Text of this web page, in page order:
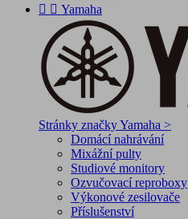
  Yamaha
Stránky značky Yamaha >
Domácí nahrávání
Mixážní pulty
Studiové monitory
Ozvučovací reproboxy
Výkonové zesilovače
Příslušenství